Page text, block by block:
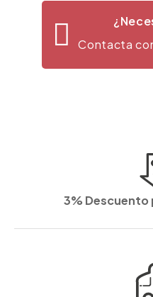
Contacta
3%